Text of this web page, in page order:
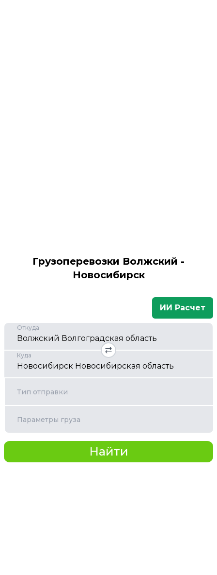
Грузоперевозки Волжский -
Новосибирск
ИИ Расчет
Откуда
Куда
Тип отправки
Параметры груза
Найти